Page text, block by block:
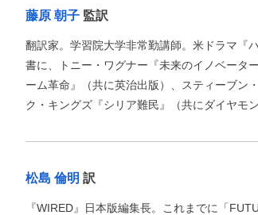
藤原 朝子監訳
翻訳家。学習院大学非常勤講師。米ドラマ『
書に、トニー・ワグナー『未来のイノベータ
ーム革命』（共に英治出版）、スティーブン
ク・キングズ『シリア難民』（共にダイヤモン
松島 倫明 訳
『WIRED』日本版編集長。これまでに「